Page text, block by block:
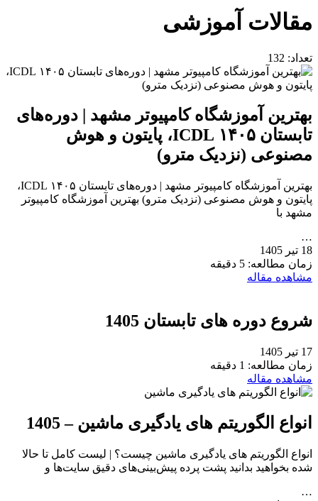
مقالات آموزشی
تعداد: 132
بهترین آموزشگاه کامپیوتر مشهد | دوره‌های
تابستان ۱۴۰۵ ICDL، پایتون و هوش
مصنوعی (نزدیک مترو)
بهترین آموزشگاه کامپیوتر مشهد | دوره‌های تابستان ۱۴۰۵ ICDL،
پایتون و هوش مصنوعی (نزدیک مترو) بهترین آموزشگاه کامپیوتر
مشهد با
…
18 تیر 1405
زمان مطالعه: 5 دقیقه
مشاهده مقاله
شروع دوره های تابستان 1405
17 تیر 1405
زمان مطالعه: 1 دقیقه
مشاهده مقاله
انواع الگوریتم های یادگیری ماشین – 1405
انواع الگوریتم های یادگیری ماشین چیست؟ | لیست کامل تا حالا
شده بخواهید بدانید پشت پرده پیش‌بینی‌های دقیق سایت‌ها و
…